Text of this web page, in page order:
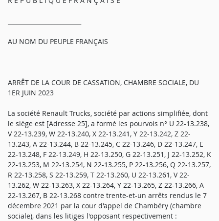
AU NOM DU PEUPLE FRANÇAIS
ARRÊT DE LA COUR DE CASSATION, CHAMBRE SOCIALE, DU
1ER JUIN 2023
La société Renault Trucks, société par actions simplifiée, dont
le siège est [Adresse 25], a formé les pourvois n° U 22-13.238,
V 22-13.239, W 22-13.240, X 22-13.241, Y 22-13.242, Z 22-
13.243, A 22-13.244, B 22-13.245, C 22-13.246, D 22-13.247, E
22-13.248, F 22-13.249, H 22-13.250, G 22-13.251, J 22-13.252, K
22-13.253, M 22-13.254, N 22-13.255, P 22-13.256, Q 22-13.257,
R 22-13.258, S 22-13.259, T 22-13.260, U 22-13.261, V 22-
13.262, W 22-13.263, X 22-13.264, Y 22-13.265, Z 22-13.266, A
22-13.267, B 22-13.268 contre trente-et-un arrêts rendus le 7
décembre 2021 par la cour d'appel de Chambéry (chambre
sociale), dans les litiges l'opposant respectivement :